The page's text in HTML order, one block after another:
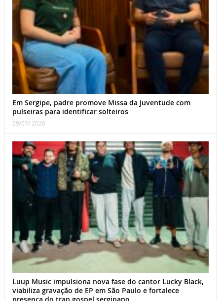
Em Sergipe, padre promove Missa da Juventude com
pulseiras para identificar solteiros
29/07/ 2026
Luup Music impulsiona nova fase do cantor Lucky Black,
viabiliza gravação de EP em São Paulo e fortalece
presença do trap gospel sergipano